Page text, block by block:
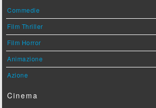
Commedie
Film Thriller
Film Horror
Animazione
Azione
Cinema